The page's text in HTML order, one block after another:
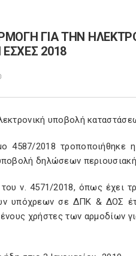
ΓΙΑ ΤΗΝ
2018
υποβολή
4587/2018
δηλώσεων
ν. 4571/2018, όπως έχει
υπόχρεων σε ΔΠΚ & ΔΟΣ
χρήστες των αρμοδίων